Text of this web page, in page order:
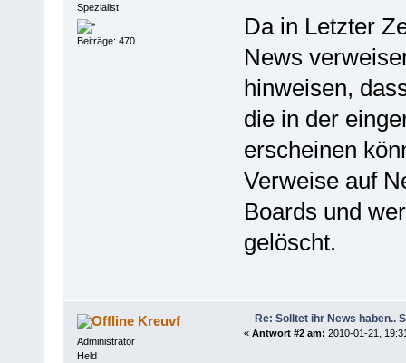
Spezialist
Beiträge: 470
Da in Letzter
News
hinweisen,
die in der
erscheinen
Verweise auf
Boards und
gelöscht.
Kreuvf
Administrator
Held
Re: Solltet ihr News haben..
« Antwort #2 am: 2010-01-21,